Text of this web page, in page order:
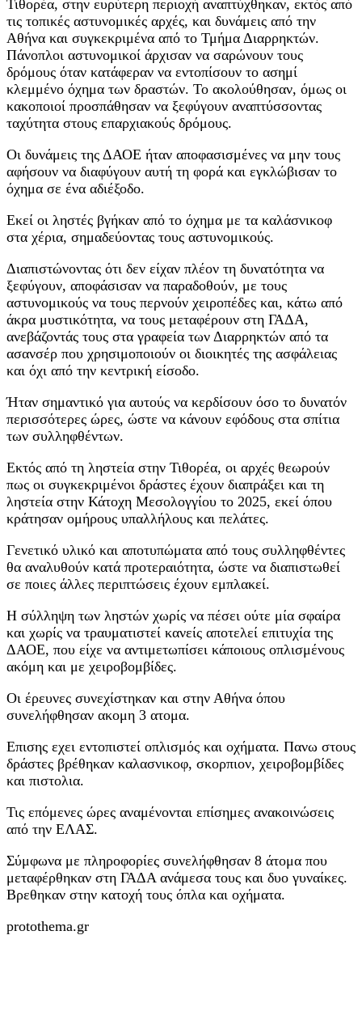
Τιθορέα, στην ευρύτερη περιοχή αναπτύχθηκαν, εκτός από
τις τοπικές αστυνομικές αρχές, και δυνάμεις από την
Αθήνα και συγκεκριμένα από το Τμήμα Διαρρηκτών.
Πάνοπλοι αστυνομικοί άρχισαν να σαρώνουν τους
δρόμους όταν κατάφεραν να εντοπίσουν το ασημί
κλεμμένο όχημα των δραστών. Το ακολούθησαν, όμως οι
κακοποιοί προσπάθησαν να ξεφύγουν αναπτύσσοντας
ταχύτητα στους επαρχιακούς δρόμους.
Οι δυνάμεις της ΔΑΟΕ ήταν αποφασισμένες να μην τους
αφήσουν να διαφύγουν αυτή τη φορά και εγκλώβισαν το
όχημα σε ένα αδιέξοδο.
Εκεί οι ληστές βγήκαν από το όχημα με τα καλάσνικοφ
στα χέρια, σημαδεύοντας τους αστυνομικούς.
Διαπιστώνοντας ότι δεν είχαν πλέον τη δυνατότητα να
ξεφύγουν, αποφάσισαν να παραδοθούν, με τους
αστυνομικούς να τους περνούν χειροπέδες και, κάτω από
άκρα μυστικότητα, να τους μεταφέρουν στη ΓΑΔΑ,
ανεβάζοντάς τους στα γραφεία των Διαρρηκτών από τα
ασανσέρ που χρησιμοποιούν οι διοικητές της ασφάλειας
και όχι από την κεντρική είσοδο.
Ήταν σημαντικό για αυτούς να κερδίσουν όσο το δυνατόν
περισσότερες ώρες, ώστε να κάνουν εφόδους στα σπίτια
των συλληφθέντων.
Εκτός από τη ληστεία στην Τιθορέα, οι αρχές θεωρούν
πως οι συγκεκριμένοι δράστες έχουν διαπράξει και τη
ληστεία στην Κάτοχη Μεσολογγίου το 2025, εκεί όπου
κράτησαν ομήρους υπαλλήλους και πελάτες.
Γενετικό υλικό και αποτυπώματα από τους συλληφθέντες
θα αναλυθούν κατά προτεραιότητα, ώστε να διαπιστωθεί
σε ποιες άλλες περιπτώσεις έχουν εμπλακεί.
Η σύλληψη των ληστών χωρίς να πέσει ούτε μία σφαίρα
και χωρίς να τραυματιστεί κανείς αποτελεί επιτυχία της
ΔΑΟΕ, που είχε να αντιμετωπίσει κάποιους οπλισμένους
ακόμη και με χειροβομβίδες.
Οι έρευνες συνεχίστηκαν και στην Αθήνα όπου
συνελήφθησαν ακομη 3 ατομα.
Επισης εχει εντοπιστεί οπλισμός και οχήματα. Πανω στους
δράστες βρέθηκαν καλασνικοφ, σκορπιον, χειροβομβίδες
και πιστολια.
Τις επόμενες ώρες αναμένονται επίσημες ανακοινώσεις
από την ΕΛΑΣ.
Σύμφωνα με πληροφορίες συνελήφθησαν 8 άτομα που
μεταφέρθηκαν στη ΓΑΔΑ ανάμεσα τους και δυο γυναίκες.
Βρεθηκαν στην κατοχή τους όπλα και οχήματα.
protothema.gr